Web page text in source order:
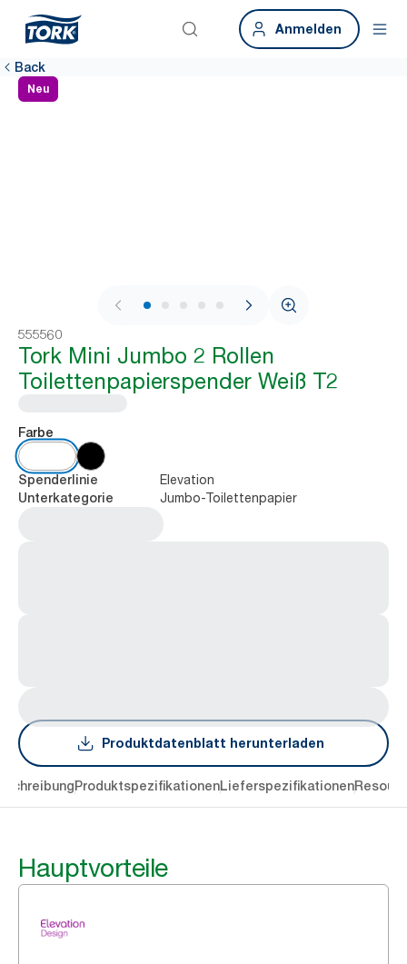
Anmelden
Back
Neu
1 / 8
555560
Tork Mini Jumbo 2 Rollen
Toilettenpapierspender Weiß T2
Farbe
Spenderlinie Elevation
Unterkategorie Jumbo-Toilettenpapier
Produktdatenblatt herunterladen
ProduktspezifikationenLieferspezifikationen
Hauptvorteile